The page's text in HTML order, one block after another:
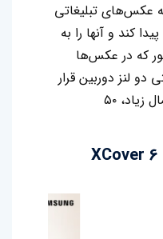
عکس‌های تبلیغاتی
کند و آنها را به
که در عکس‌ها
لنز دوربین قرار
گرفته که لنز اصلی آن به احتمال زیاد، ۵۰